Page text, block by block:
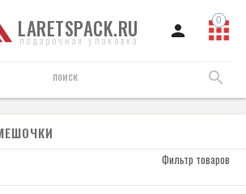
LARETSPACK.RU
подарочная упаковка
Фильтр товаров